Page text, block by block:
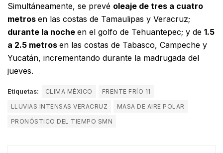
Simultáneamente, se prevé oleaje de tres a cuatro
metros en las costas de Tamaulipas y Veracruz;
durante la noche en el golfo de Tehuantepec; y de 1.5
a 2.5 metros en las costas de Tabasco, Campeche y
Yucatán, incrementando durante la madrugada del
jueves.
Etiquetas: CLIMA MÉXICO
FRENTE FRÍO 11
LLUVIAS INTENSAS VERACRUZ
MASA DE AIRE POLAR
PRONÓSTICO DEL TIEMPO SMN